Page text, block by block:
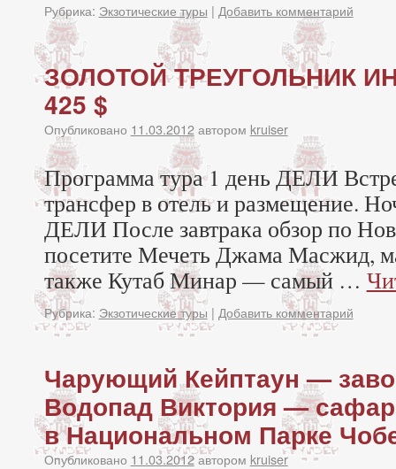
Рубрика: Экзотические туры | Добавить комментарий
ЗОЛОТОЙ ТРЕУГОЛЬНИК
425 $
Опубликовано 11.03.2012 автором kruiser
Программа тура 1 день ДЕЛИ
трансфер в отель и размещение.
ДЕЛИ После завтрака обзор по
посетите Мечеть Джама Масжид,
также Кутаб Минар — самый …
Рубрика: Экзотические туры | Добавить комментарий
Чарующий Кейптаун —
Водопад Виктория —
в Национальном Парке
Опубликовано 11.03.2012автором kruiser